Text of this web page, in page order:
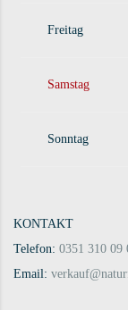
Freitag
Samstag
Sonntag
KONTAKT
Telefon: 0351 310 09
Email: